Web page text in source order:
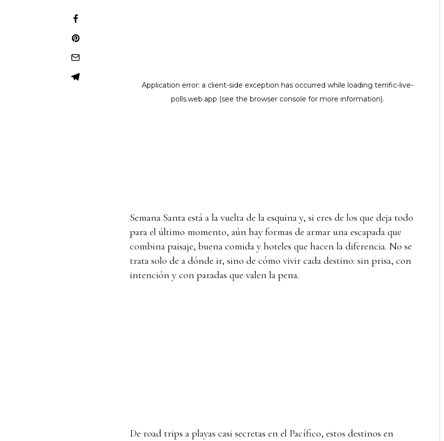
Semana Santa está a la vuelta de la esquina y, si eres de los que deja todo
para el último momento, aún hay formas de armar una escapada que
combina paisaje, buena comida y hoteles que hacen la diferencia. No se
trata solo de a dónde ir, sino de cómo vivir cada destino: sin prisa, con
intención y con paradas que valen la pena.
De road trips a playas casi secretas en el Pacífico, estos destinos en